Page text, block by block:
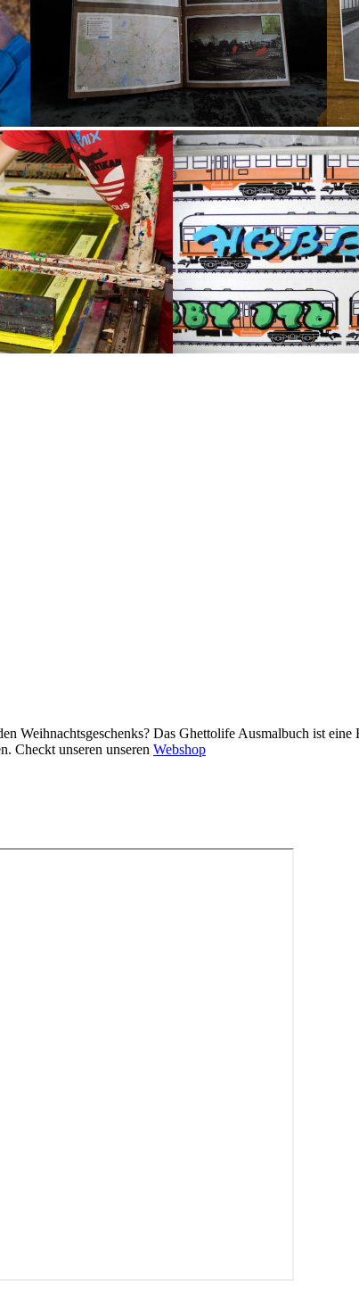
Weihnachtsgeschenks? Das Ghettolife Ausmalbuch ist
Checkt unseren unseren Webshop